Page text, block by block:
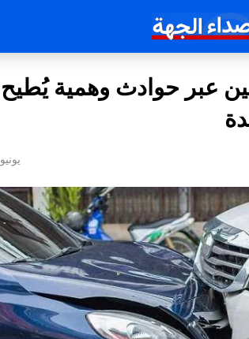
عبر حوادث وهمية يُطيح
يونيو 10, 2025